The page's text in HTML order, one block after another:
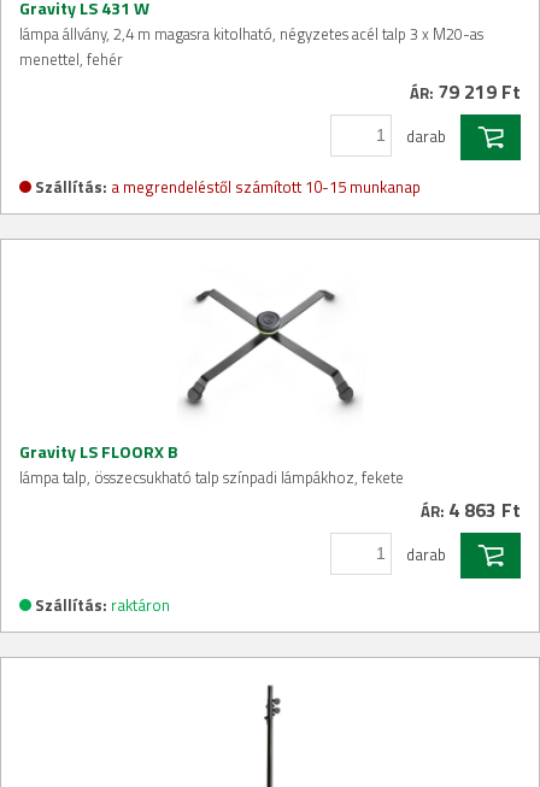
Gravity LS 431 W
lámpa állvány, 2,4 m magasra kitolható, négyzetes acél talp 3 x M20-as
menettel, fehér
ÁR: 79 219 Ft
darab
Szállítás: a megrendeléstől számított 10-15 munkanap
Gravity LS FLOORX B
lámpa talp, összecsukható talp színpadi lámpákhoz, fekete
ÁR: 4 863 Ft
darab
Szállítás: raktáron